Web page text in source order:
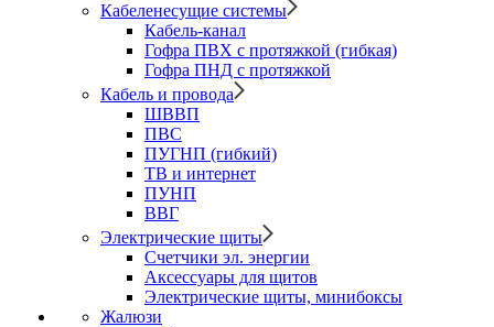
Кабеленесущие системы
Кабель-канал
Гофра ПВХ с протяжкой (гибкая)
Гофра ПНД с протяжкой
Кабель и провода
ШВВП
ПВС
ПУГНП (гибкий)
ТВ и интернет
ПУНП
ВВГ
Электрические щиты
Счетчики эл. энергии
Аксессуары для щитов
Электрические щиты, минибоксы
Жалюзи